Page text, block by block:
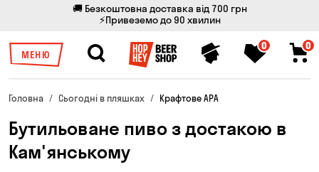
🚚 Безкоштовна доставка від 700 грн
⚡Привеземо до 90 хвилин
МЕНЮ
0 0
Головна Сьогодні в пляшках Крафтове APA
Бутильоване пиво з достакою в
Кам'янському